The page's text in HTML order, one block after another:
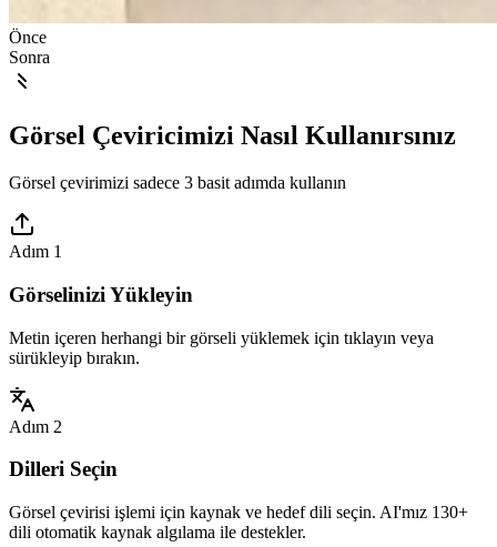
Önce
Sonra
Görsel Çeviricimizi Nasıl Kullanırsınız
Görsel çevirimizi sadece 3 basit adımda kullanın
Adım 1
Görselinizi Yükleyin
Metin içeren herhangi bir görseli yüklemek için tıklayın veya
sürükleyip bırakın.
Adım 2
Dilleri Seçin
Görsel çevirisi işlemi için kaynak ve hedef dili seçin. AI'mız 130+
dili otomatik kaynak algılama ile destekler.